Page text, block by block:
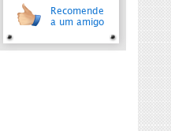
Recomende
a um amigo